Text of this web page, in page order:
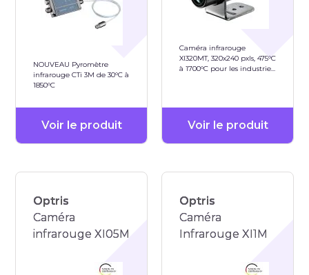
NOUVEAU Pyromètre
infrarouge CTi 3M de 30°C à
1850°C
Voir le produit
Caméra infrarouge
XI320MT, 320x240 pxls, 475°C
à 1700°C pour les industries
Voir le produit
Optris
Caméra
infrarouge XI05M
Optris
Caméra
Infrarouge XI1M